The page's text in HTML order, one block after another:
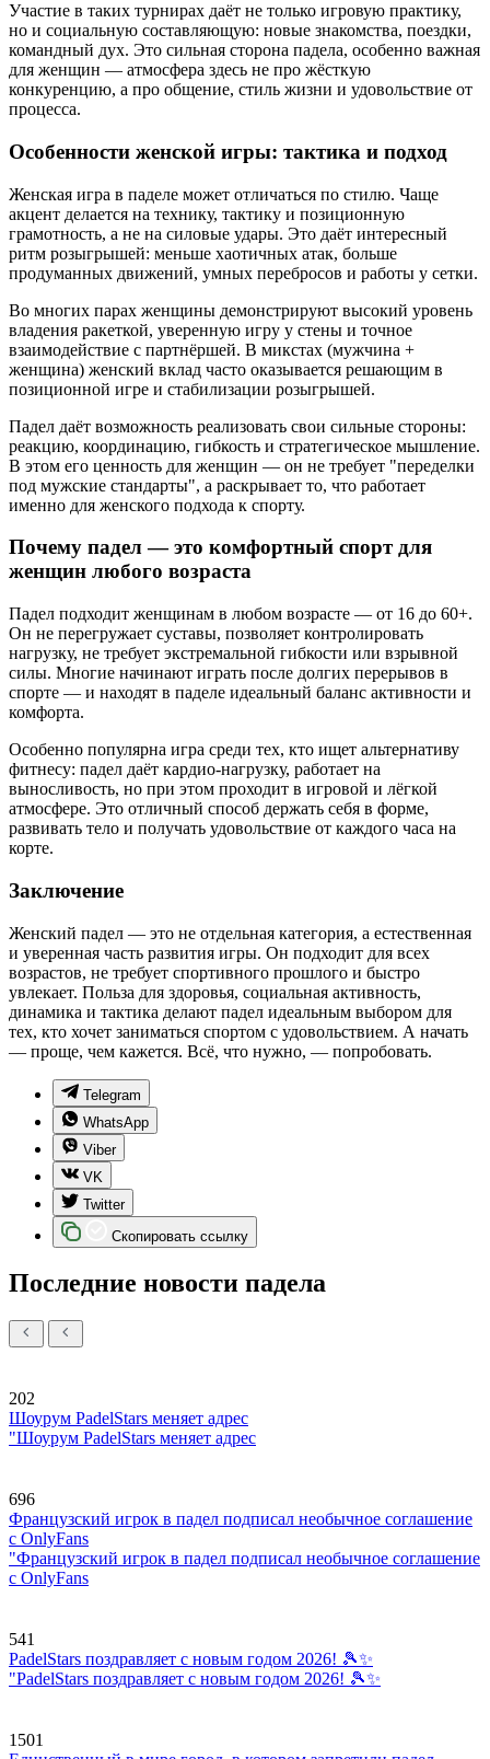
Участие в таких турнирах даёт не только игровую практику,
но и социальную составляющую: новые знакомства, поездки,
командный дух. Это сильная сторона падела, особенно важная
для женщин — атмосфера здесь не про жёсткую
конкуренцию, а про общение, стиль жизни и удовольствие от
процесса.
Особенности женской игры: тактика и подход
Женская игра в паделе может отличаться по стилю. Чаще
акцент делается на технику, тактику и позиционную
грамотность, а не на силовые удары. Это даёт интересный
ритм розыгрышей: меньше хаотичных атак, больше
продуманных движений, умных перебросов и работы у сетки.
Во многих парах женщины демонстрируют высокий уровень
владения ракеткой, уверенную игру у стены и точное
взаимодействие с партнёршей. В микстах (мужчина +
женщина) женский вклад часто оказывается решающим в
позиционной игре и стабилизации розыгрышей.
Падел даёт возможность реализовать свои сильные стороны:
реакцию, координацию, гибкость и стратегическое мышление.
В этом его ценность для женщин — он не требует "переделки
под мужские стандарты", а раскрывает то, что работает
именно для женского подхода к спорту.
Почему падел — это комфортный спорт для
женщин любого возраста
Падел подходит женщинам в любом возрасте — от 16 до 60+.
Он не перегружает суставы, позволяет контролировать
нагрузку, не требует экстремальной гибкости или взрывной
силы. Многие начинают играть после долгих перерывов в
спорте — и находят в паделе идеальный баланс активности и
комфорта.
Особенно популярна игра среди тех, кто ищет альтернативу
фитнесу: падел даёт кардио-нагрузку, работает на
выносливость, но при этом проходит в игровой и лёгкой
атмосфере. Это отличный способ держать себя в форме,
развивать тело и получать удовольствие от каждого часа на
корте.
Заключение
Женский падел — это не отдельная категория, а естественная
и уверенная часть развития игры. Он подходит для всех
возрастов, не требует спортивного прошлого и быстро
увлекает. Польза для здоровья, социальная активность,
динамика и тактика делают падел идеальным выбором для
тех, кто хочет заниматься спортом с удовольствием. А начать
— проще, чем кажется. Всё, что нужно, — попробовать.
Telegram
WhatsApp
Viber
VK
Twitter
Скопировать ссылку
Последние новости падела
202
Шоурум PadelStars меняет адрес
"Шоурум PadelStars меняет адрес
696
Французский игрок в падел подписал необычное соглашение
с OnlyFans
"Французский игрок в падел подписал необычное соглашение
с OnlyFans
541
PadelStars поздравляет с новым годом 2026! 🎾✨
"PadelStars поздравляет с новым годом 2026! 🎾✨
1501